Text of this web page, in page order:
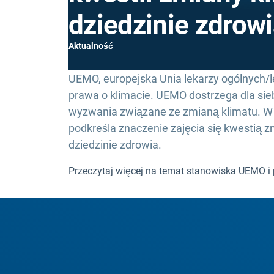
dziedzinie
Aktualność
UEMO, europejska Unia lekarzy
prawa o klimacie. UEMO dostrzega dla
wyzwania związane ze zmianą klimatu.
podkreśla znaczenie zajęcia się kwestią
dziedzinie zdrowia.
Przeczytaj więcej na temat stanowiska UEMO